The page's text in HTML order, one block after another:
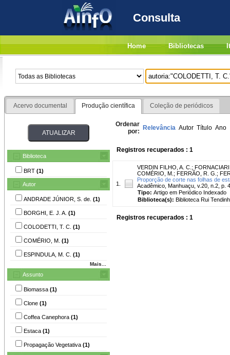
Consulta
Home Bibliotecas
Acervo documental Produção científica Coleção de periódicos
Biblioteca
BRT (1)
Autor
ANDRADE JÚNIOR, S. de. (1)
BORGHI, E. J. A. (1)
COLODETTI, T. C. (1)
COMÉRIO, M. (1)
ESPINDULA, M. C. (1)
Mais...
Assunto
Biomassa (1)
Clone (1)
Coffea Canephora (1)
Estaca (1)
Propagação Vegetativa (1)
Ordenar
por: Relevância Autor Título Ano
Registros recuperados : 1
1.
VERDIN FILHO, A. C. ;
COMÉRIO, M. ; FERRÃO, R. G. ;
Proporção de corte nas folhas de
Acadêmico, Manhuaçu, v.20, n.2, p.
Tipo: Artigo em Periódico Indexado
Biblioteca(s): Biblioteca Rui
Registros recuperados : 1